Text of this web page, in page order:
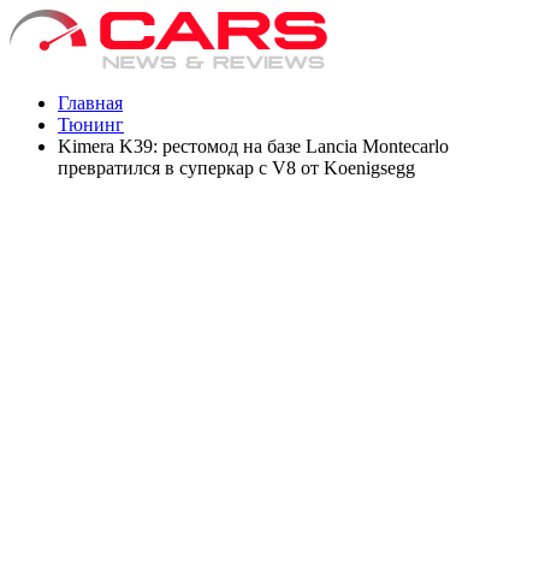
Главная
Тюнинг
Kimera K39: рестомод на базе Lancia Montecarlo
превратился в суперкар с V8 от Koenigsegg